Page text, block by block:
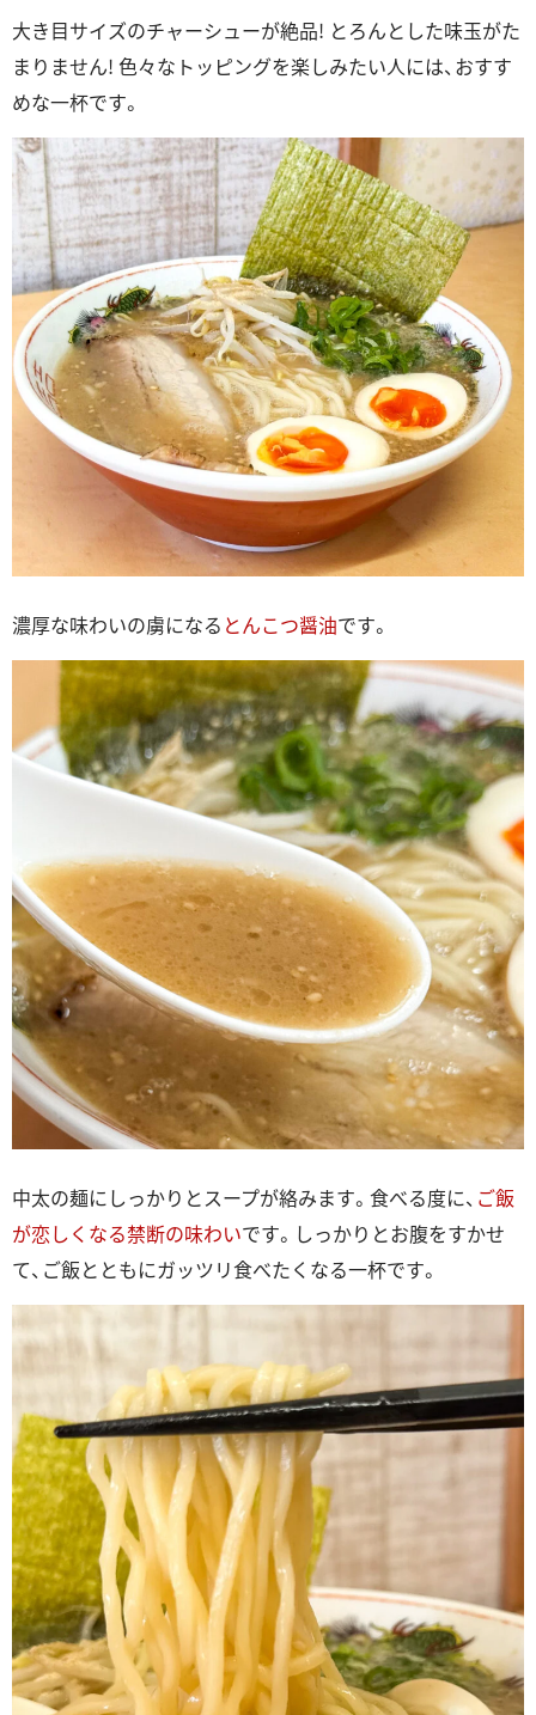
大き目サイズのチャーシューが絶品! とろんとした味玉がた
まりません! 色々なトッピングを楽しみたい人には、おすす
めな一杯です。
濃厚な味わいの虜になる とんこつ醤油です。
中太の麺にしっかりとスープが絡みます。食べる度に、 ご飯
が恋しくなる禁断の味わいです。しっかりとお腹をすかせ
て、ご飯とともにガッツリ食べたくなる一杯です。